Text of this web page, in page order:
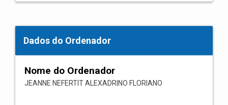
Dados do Ordenador
Nome do Ordenador
JEANNE NEFERTIT ALEXADRINO FLORIANO